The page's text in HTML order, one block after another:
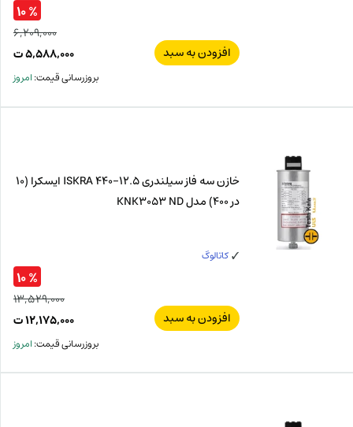
افزودن به سبد
۶,۲۰۹,۰۰۰
۵,۵۸۸,۰۰۰ت
% ۱۰
بروزرسانی قیمت:امروز
خازن سه فاز سیلندری 12.5-440 ISKRA ایسکرا (10
در 400) مدل KNK3053 ND
کاتالوگ
افزودن به سبد
۱۳,۵۲۹,۰۰۰
۱۲,۱۷۵,۰۰۰ت
% ۱۰
بروزرسانی قیمت:امروز